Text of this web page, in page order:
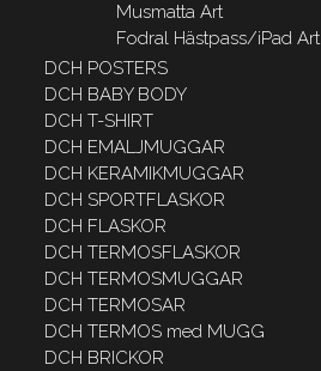
Musmatta Art
Fodral Hästpass/iPad Art
DCH POSTERS
DCH BABY BODY
DCH T-SHIRT
DCH EMALJMUGGAR
DCH KERAMIKMUGGAR
DCH SPORTFLASKOR
DCH FLASKOR
DCH TERMOSFLASKOR
DCH TERMOSMUGGAR
DCH TERMOSAR
DCH TERMOS med MUGG
DCH BRICKOR